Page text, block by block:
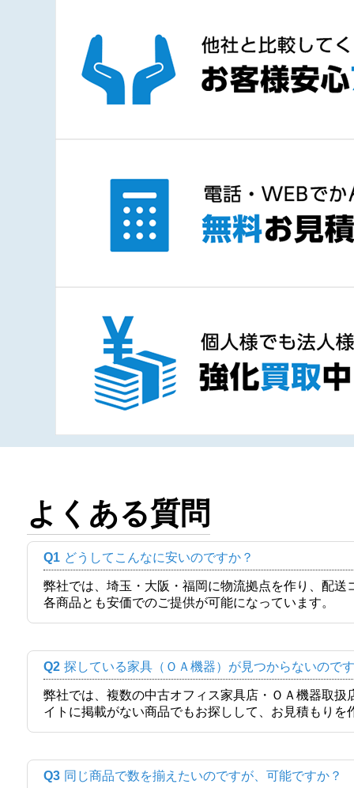
よくある質問
Q1 どうしてこんなに安いのですか？
弊社では、埼玉・大阪・福岡に物流拠点を作り、配
各商品とも安価でのご提供が可能になっています。
Q2 探している家具（ＯＡ機器）が見つからないので
弊社では、複数の中古オフィス家具店・ＯＡ機器取
イトに掲載がない商品でもお探しして、お見積もりを
Q3 同じ商品で数を揃えたいのですが、可能ですか？